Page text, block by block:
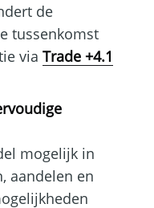
de
tussenkomst
via Trade +4.1
mogelijk in
aandelen en